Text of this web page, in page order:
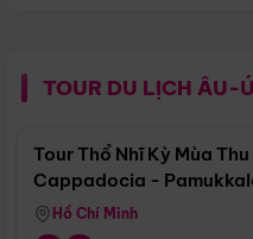
TOUR DU LỊCH ÂU-
Tour Thổ Nhĩ Kỳ Mùa
Cappadocia -
Hồ Chí Minh